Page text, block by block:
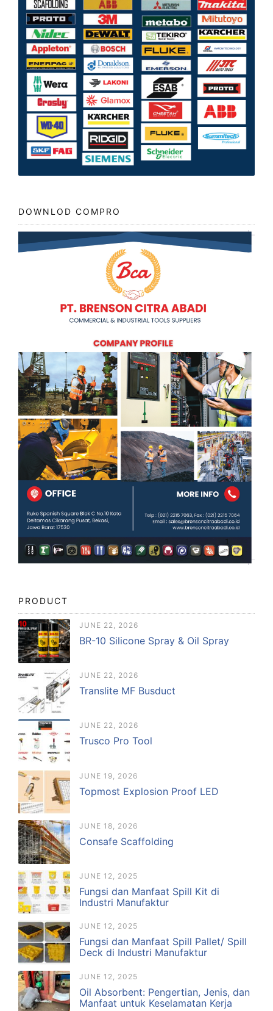
DOWNLOD COMPRO
PRODUCT
JUNE 22, 2026
BR-10 Silicone Spray & Oil Spray
JUNE 22, 2026
Translite MF Busduct
JUNE 22, 2026
Trusco Pro Tool
JUNE 19, 2026
Topmost Explosion Proof LED
JUNE 18, 2026
Consafe Scaffolding
JUNE 12, 2025
Fungsi dan Manfaat Spill Kit di
Industri Manufaktur
JUNE 12, 2025
Fungsi dan Manfaat Spill Pallet/ Spill
Deck di Industri Manufaktur
JUNE 12, 2025
Oil Absorbent: Pengertian, Jenis, dan
Manfaat untuk Keselamatan Kerja